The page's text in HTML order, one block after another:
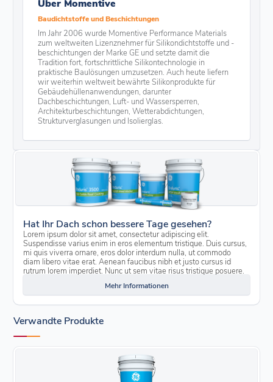
Über Momentive
Baudichtstoffe und Beschichtungen
Im Jahr 2006 wurde Momentive Performance Materials
zum weltweiten Lizenznehmer für Silikondichtstoffe und -
beschichtungen der Marke GE und setzte damit die
Tradition fort, fortschrittliche Silikontechnologie in
praktische Baulösungen umzusetzen. Auch heute liefern
wir weiterhin weltweit bewährte Silikonprodukte für
Gebäudehüllenanwendungen, darunter
Dachbeschichtungen, Luft- und Wassersperren,
Architekturbeschichtungen, Wetterabdichtungen,
Strukturverglasungen und Isolierglas.
Hat Ihr Dach schon bessere Tage gesehen?
Lorem ipsum dolor sit amet, consectetur adipiscing elit.
Suspendisse varius enim in eros elementum tristique. Duis cursus,
mi quis viverra ornare, eros dolor interdum nulla, ut commodo
diam libero vitae erat. Aenean faucibus nibh et justo cursus id
rutrum lorem imperdiet. Nunc ut sem vitae risus tristique posuere.
Mehr Informationen
Verwandte Produkte